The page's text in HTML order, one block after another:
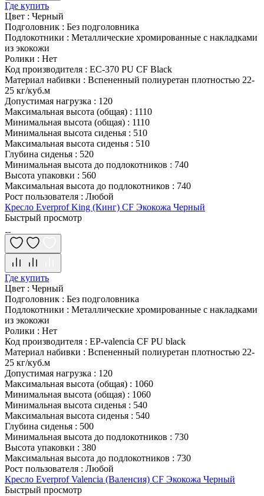
Где купить
Цвет : Черный
Подголовник : Без подголовника
Подлокотники : Металлические хромированные с накладками
из экокожи
Ролики : Нет
Код производителя : EC-370 PU CF Black
Материал набивки : Вспененный полиуретан плотностью 22-
25 кг/куб.м
Допустимая нагрузка : 120
Максимальная высота (общая) : 1110
Минимальная высота (общая) : 1110
Минимальная высота сиденья : 510
Максимальная высота сиденья : 510
Глубина сиденья : 520
Минимальная высота до подлокотников : 740
Высота упаковки : 560
Максимальная высота до подлокотников : 740
Рост пользователя : Любой
Кресло Everprof King (Кинг) CF Экокожа Черный
Быстрый просмотр
Где купить
Цвет : Черный
Подголовник : Без подголовника
Подлокотники : Металлические хромированные с накладками
из экокожи
Ролики : Нет
Код производителя : EP-valencia CF PU black
Материал набивки : Вспененный полиуретан плотностью 22-
25 кг/куб.м
Допустимая нагрузка : 120
Максимальная высота (общая) : 1060
Минимальная высота (общая) : 1060
Минимальная высота сиденья : 540
Максимальная высота сиденья : 540
Глубина сиденья : 500
Минимальная высота до подлокотников : 730
Высота упаковки : 380
Максимальная высота до подлокотников : 730
Рост пользователя : Любой
Кресло Everprof Valencia (Валенсия) CF Экокожа Черный
Быстрый просмотр